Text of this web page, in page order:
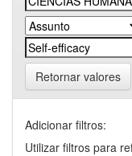
Retornar valores
Adicionar filtros:
Utilizar filtros para